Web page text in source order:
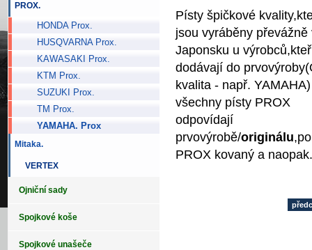
PROX.
HONDA Prox.
HUSQVARNA Prox.
KAWASAKI Prox.
KTM Prox.
SUZUKI Prox.
TM Prox.
YAMAHA. Prox
Mitaka.
VERTEX
Ojniční sady
Spojkové koše
Spojkové unašeče
Písty špičkové
jsou vyráběny převážně
Japonsku u
dodávají do
kvalita - např. YAMAHA)
všechny písty PROX
odpovídají
prvovýrobě/originálu
PROX kovaný a naopak.